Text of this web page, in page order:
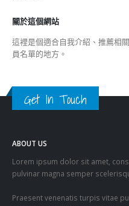
關於這個網站
這裡是個適合自我介紹、推薦相
員名單的地方。
Get In Touch
ABOUT US
Lorem ipsum dolor sit amet,
pulvinar magna semper
Praesent venenatis turpis vitae